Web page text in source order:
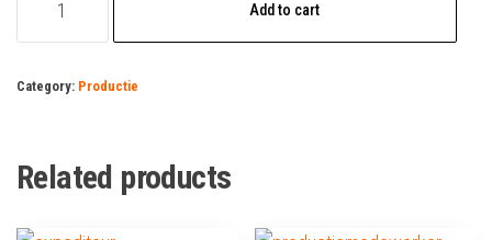
vacature
Add to cart
Category: Productie
Related products